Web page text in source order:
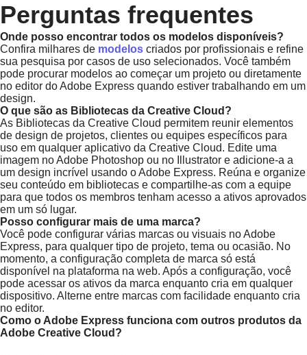
Perguntas frequentes
Onde posso encontrar todos os modelos disponíveis?
Confira milhares de modelos criados por profissionais e refine
sua pesquisa por casos de uso selecionados. Você também
pode procurar modelos ao começar um projeto ou diretamente
no editor do Adobe Express quando estiver trabalhando em um
design.
O que são as Bibliotecas da Creative Cloud?
As Bibliotecas da Creative Cloud permitem reunir elementos
de design de projetos, clientes ou equipes específicos para
uso em qualquer aplicativo da Creative Cloud. Edite uma
imagem no Adobe Photoshop ou no Illustrator e adicione-a a
um design incrível usando o Adobe Express. Reúna e organize
seu conteúdo em bibliotecas e compartilhe-as com a equipe
para que todos os membros tenham acesso a ativos aprovados
em um só lugar.
Posso configurar mais de uma marca?
Você pode configurar várias marcas ou visuais no Adobe
Express, para qualquer tipo de projeto, tema ou ocasião. No
momento, a configuração completa de marca só está
disponível na plataforma na web. Após a configuração, você
pode acessar os ativos da marca enquanto cria em qualquer
dispositivo. Alterne entre marcas com facilidade enquanto cria
no editor.
Como o Adobe Express funciona com outros produtos da
Adobe Creative Cloud?